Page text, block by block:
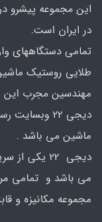
این مجموعه پیشرو
در ایران است.
طلایی روستیک
مهندسین مجرب این
دیجی 22
ماشین می باشد .
دیجی 22
می باشد و تمامی
مجموعه مکانیزه و